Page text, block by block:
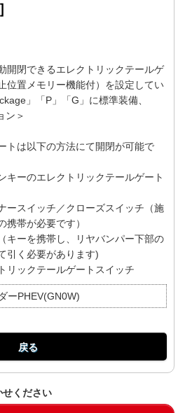
開閉できるエレクトリックテールゲ
位置メモリー機能付）を設定してい
」「P」「G」に標準装備、
ン＞
トは以下の方法にて開閉が可能で
キーのエレクトリックテールゲート
ースイッチ／クローズスイッチ（施
携帯が必要です）
キーを携帯し、リヤバンパー下部の
引く必要があります)
リックテールゲートスイッチ
ーPHEV(GN0W)
戻る
せください